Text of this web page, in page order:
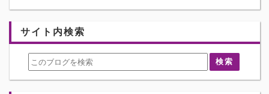
サイト内検索